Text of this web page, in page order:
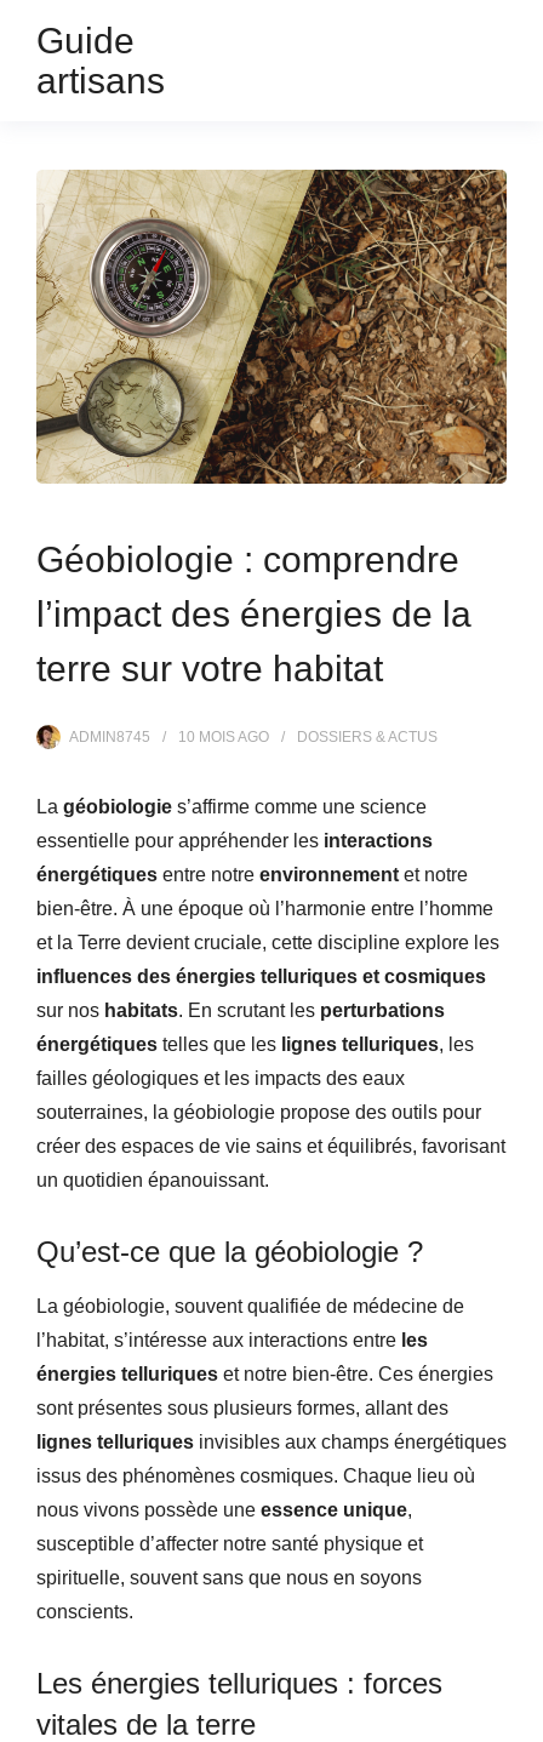
Guide
artisans
Géobiologie : comprendre
l’impact des énergies de la
terre sur votre habitat
ADMIN8745 10 MOISAGO DOSSIERS & ACTUS
La géobiologie s’affirme comme une science
essentielle pour appréhender les interactions
énergétiques entre notre environnement et notre
bien-être. À une époque où l’harmonie entre l’homme
et la Terre devient cruciale, cette discipline explore les
influences des énergies telluriques et cosmiques
sur nos habitats. En scrutant les perturbations
énergétiques telles que les lignes telluriques, les
failles géologiques et les impacts des eaux
souterraines, la géobiologie propose des outils pour
créer des espaces de vie sains et équilibrés, favorisant
un quotidien épanouissant.
Qu’est-ce que la géobiologie ?
La géobiologie, souvent qualifiée de médecine de
l’habitat, s’intéresse aux interactions entre les
énergies telluriques et notre bien-être. Ces énergies
sont présentes sous plusieurs formes, allant des
lignes telluriques invisibles aux champs énergétiques
issus des phénomènes cosmiques. Chaque lieu où
nous vivons possède une essence unique,
susceptible d’affecter notre santé physique et
spirituelle, souvent sans que nous en soyons
conscients.
Les énergies telluriques : forces
vitales de la terre